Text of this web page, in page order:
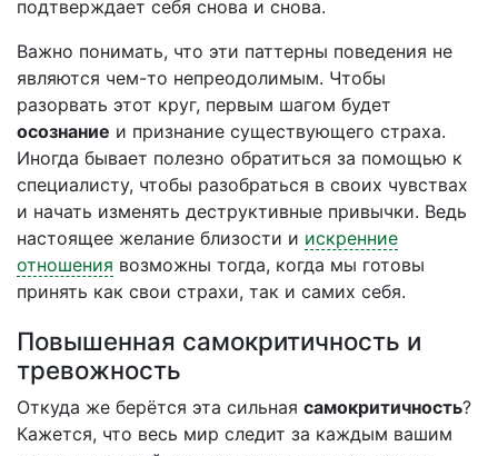
подтверждает себя снова и снова.
Важно понимать, что эти паттерны поведения не
являются чем-то непреодолимым. Чтобы
разорвать этот круг, первым шагом будет
осознание и признание существующего страха.
Иногда бывает полезно обратиться за помощью к
специалисту, чтобы разобраться в своих чувствах
и начать изменять деструктивные привычки. Ведь
настоящее желание близости и искренние
отношения возможны тогда, когда мы готовы
принять как свои страхи, так и самих себя.
Повышенная самокритичность и
тревожность
Откуда же берётся эта сильная самокритичность?
Кажется, что весь мир следит за каждым вашим